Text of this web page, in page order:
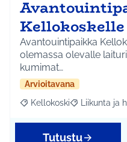
Kellokoskelle
Avantouintipaikka
olemassa olevalle
kumimat…
Arvioitavana
Rajaa tulokset aihepiirin
Kellokoski RajaaLiikunta ja
Tutustu